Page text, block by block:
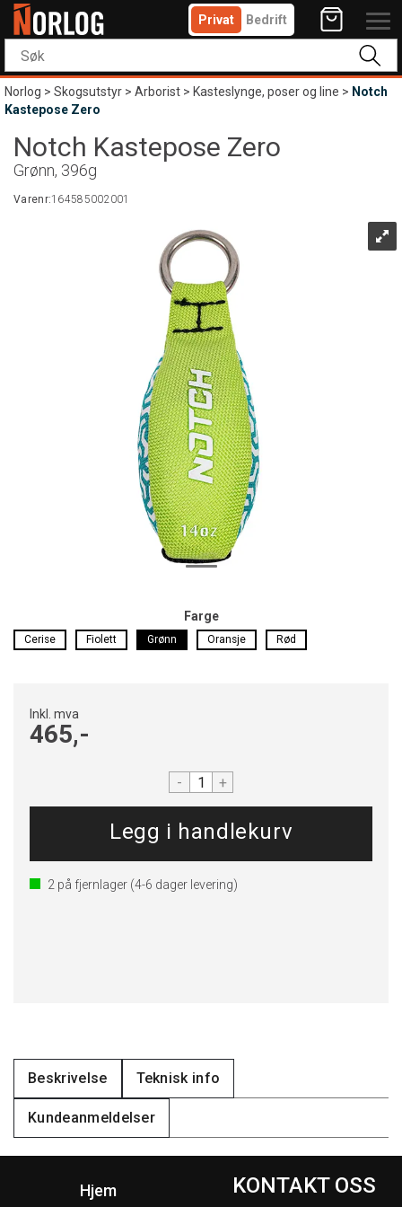
Privat Bedrift
Norlog>Skogsutstyr>Arborist>Kasteslynge, poser og line> Notch
Kastepose Zero
Notch Kastepose Zero
Grønn, 396g
Varenr:164585002001
Farge
Cerise Fiolett Grønn Oransje Rød
Inkl. mva
465,-
- +
2 på fjernlager (4-6 dager levering)
Beskrivelse Teknisk info
Kundeanmeldelser
Hjem KONTAKT OSS